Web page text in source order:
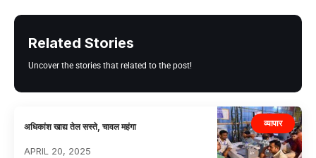
Related Stories
Uncover the stories that related to the post!
व्यापार
अधिकांश खाद्य तेल सस्ते, चावल महंगा
APRIL 20, 2025